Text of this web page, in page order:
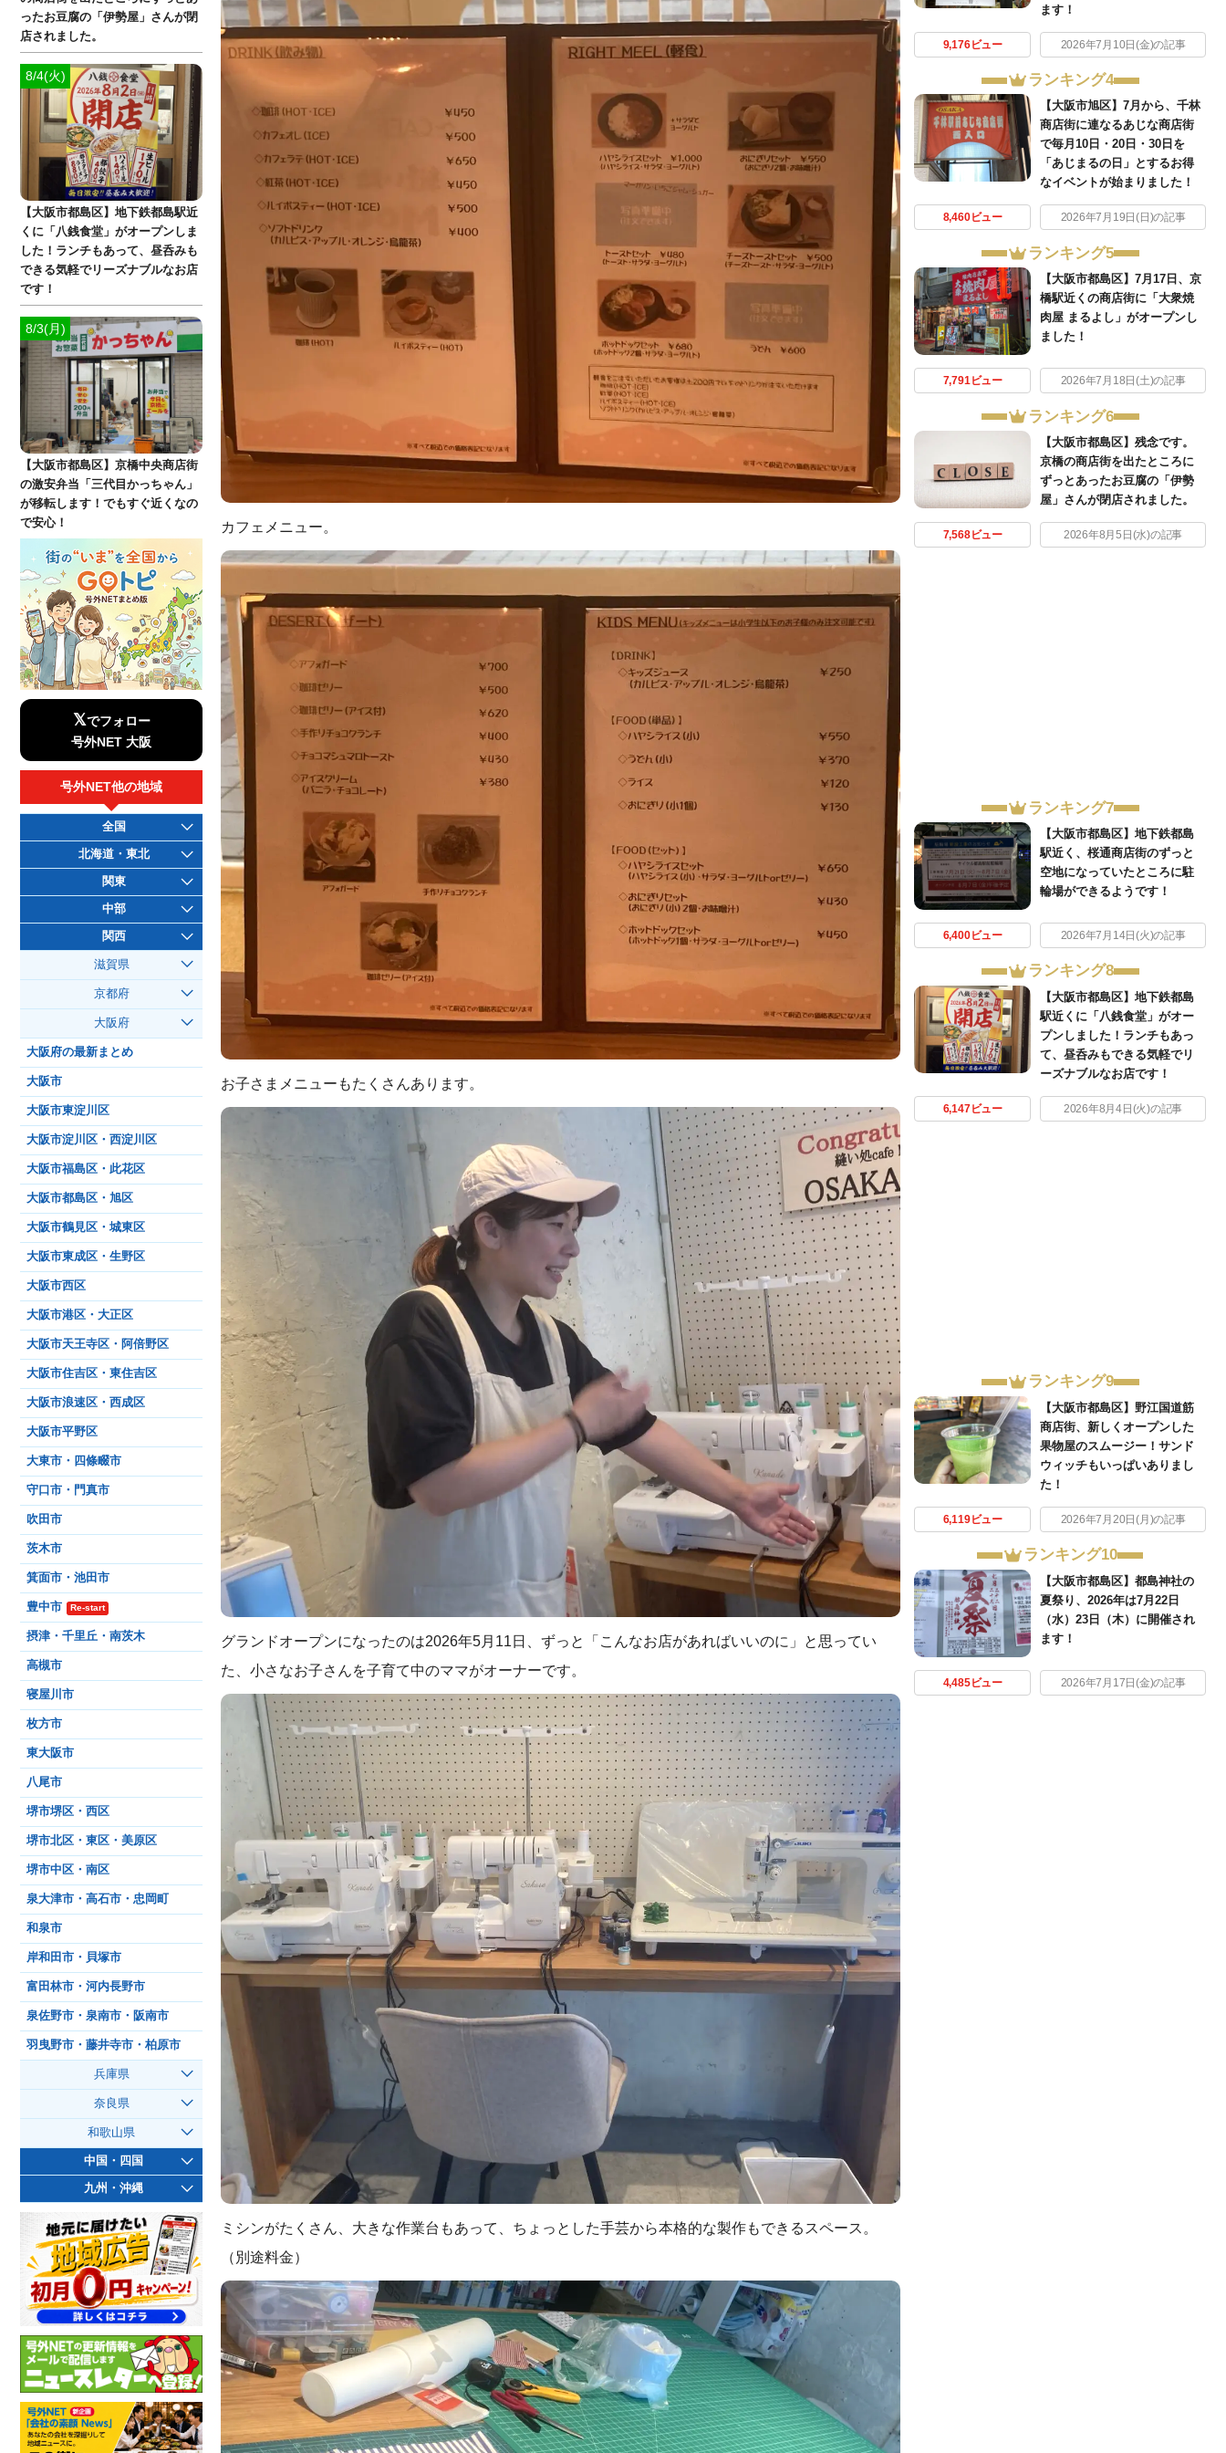
カフェメニュー。
お子さまメニューもたくさんあります。
グランドオープンになったのは2026年5月11日、ずっと「こんなお店があればいいのに」と思ってい
た、小さなお子さんを子育て中のママがオーナーです。
ミシンがたくさん、大きな作業台もあって、ちょっとした手芸から本格的な製作もできるスペース。
（別途料金）
ます！
9,176ビュー 2026年7月10日(金)の記事
ランキング4
【大阪市旭区】7月から、千林
商店街に連なるあじな商店街
で毎月10日・20日・30日を
「あじまるの日」とするお得
なイベントが始まりました！
8,460ビュー 2026年7月19日(日)の記事
ランキング5
【大阪市都島区】7月17日、京
橋駅近くの商店街に「大衆焼
肉屋 まるよし」がオープンし
ました！
7,791ビュー 2026年7月18日(土)の記事
ランキング6
【大阪市都島区】残念です。
京橋の商店街を出たところに
ずっとあったお豆腐の「伊勢
屋」さんが閉店されました。
7,568ビュー 2026年8月5日(水)の記事
ランキング7
【大阪市都島区】地下鉄都島
駅近く、桜通商店街のずっと
空地になっていたところに駐
輪場ができるようです！
6,400ビュー 2026年7月14日(火)の記事
ランキング8
【大阪市都島区】地下鉄都島
駅近くに「八銭食堂」がオー
プンしました！ランチもあっ
て、昼呑みもできる気軽でリ
ーズナブルなお店です！
6,147ビュー 2026年8月4日(火)の記事
ランキング9
【大阪市都島区】野江国道筋
商店街、新しくオープンした
果物屋のスムージー！サンド
ウィッチもいっぱいありまし
た！
6,119ビュー 2026年7月20日(月)の記事
ランキング10
【大阪市都島区】都島神社の
夏祭り、2026年は7月22日
（水）23日（木）に開催され
ます！
4,485ビュー 2026年7月17日(金)の記事
ったお豆腐の「伊勢屋」さんが閉
店されました。
8/4(火)
【大阪市都島区】地下鉄都島駅近
くに「八銭食堂」がオープンしま
した！ランチもあって、昼呑みも
できる気軽でリーズナブルなお店
です！
8/3(月)
【大阪市都島区】京橋中央商店街
の激安弁当「三代目かっちゃん」
が移転します！でもすぐ近くなの
で安心！
𝕏でフォロー
号外NET 大阪
号外NET他の地域
全国
北海道・東北
関東
中部
関西
滋賀県
京都府
大阪府
大阪府の最新まとめ
大阪市
大阪市東淀川区
大阪市淀川区・西淀川区
大阪市福島区・此花区
大阪市都島区・旭区
大阪市鶴見区・城東区
大阪市東成区・生野区
大阪市西区
大阪市港区・大正区
大阪市天王寺区・阿倍野区
大阪市住吉区・東住吉区
大阪市浪速区・西成区
大阪市平野区
大東市・四條畷市
守口市・門真市
吹田市
茨木市
箕面市・池田市
豊中市 Re-start
摂津・千里丘・南茨木
高槻市
寝屋川市
枚方市
東大阪市
八尾市
堺市堺区・西区
堺市北区・東区・美原区
堺市中区・南区
泉大津市・高石市・忠岡町
和泉市
岸和田市・貝塚市
富田林市・河内長野市
泉佐野市・泉南市・阪南市
羽曳野市・藤井寺市・柏原市
兵庫県
奈良県
和歌山県
中国・四国
九州・沖縄